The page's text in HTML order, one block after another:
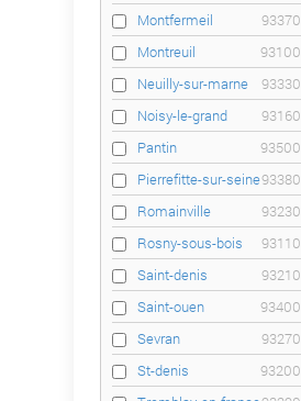
Montfermeil
93370
Montreuil
93100
Neuilly-sur-marne
93330
Noisy-le-grand
93160
Pantin
93500
Pierrefitte-sur-seine93380
Romainville
93230
Rosny-sous-bois
93110
Saint-denis
93210
Saint-ouen
93400
Sevran
93270
St-denis
93200